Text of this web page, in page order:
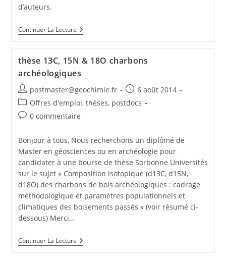
d’auteurs.
Continuer La Lecture
thèse 13C, 15N & 18O charbons
archéologiques
postmaster@geochimie.fr
6 août 2014
Offres d'emploi, thèses, postdocs
0 commentaire
Bonjour à tous, Nous recherchons un diplômé de
Master en géosciences ou en archéologie pour
candidater à une bourse de thèse Sorbonne Universités
sur le sujet « Composition isotopique (d13C, d15N,
d18O) des charbons de bois archéologiques : cadrage
méthodologique et paramètres populationnels et
climatiques des boisements passés » (voir résumé ci-
dessous) Merci…
Continuer La Lecture